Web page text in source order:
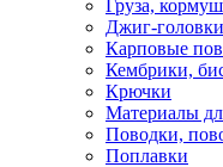
Груза,
Джиг-головки
Карповые
Кембрики,
Крючки
Материалы
Поводки,
Поплавки